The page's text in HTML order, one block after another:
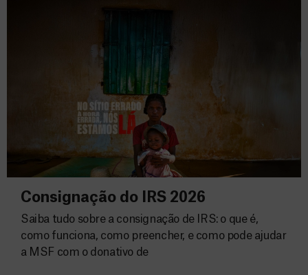
Consignação do IRS 2026
Saiba tudo sobre a consignação de IRS: o que é,
como funciona, como preencher, e como pode ajudar
a MSF com o donativo de